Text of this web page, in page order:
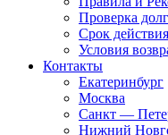
Проверка
Срок
Условия
Контакты
Екатеринбург
Москва
Санкт —
Нижний